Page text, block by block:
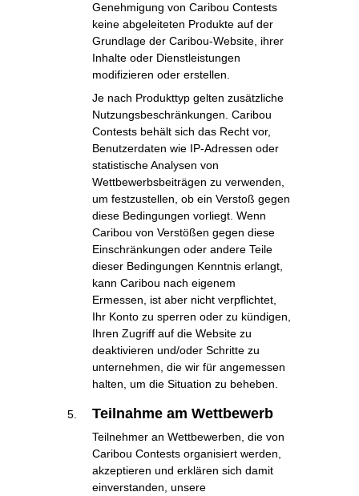
Genehmigung von Caribou Contests
keine abgeleiteten Produkte auf der
Grundlage der Caribou-Website, ihrer
Inhalte oder Dienstleistungen
modifizieren oder erstellen.
Je nach Produkttyp gelten zusätzliche
Nutzungsbeschränkungen. Caribou
Contests behält sich das Recht vor,
Benutzerdaten wie IP-Adressen oder
statistische Analysen von
Wettbewerbsbeiträgen zu verwenden,
um festzustellen, ob ein Verstoß gegen
diese Bedingungen vorliegt. Wenn
Caribou von Verstößen gegen diese
Einschränkungen oder andere Teile
dieser Bedingungen Kenntnis erlangt,
kann Caribou nach eigenem
Ermessen, ist aber nicht verpflichtet,
Ihr Konto zu sperren oder zu kündigen,
Ihren Zugriff auf die Website zu
deaktivieren und/oder Schritte zu
unternehmen, die wir für angemessen
halten, um die Situation zu beheben.
Teilnahme am Wettbewerb
Teilnehmer an Wettbewerben, die von
Caribou Contests organisiert werden,
akzeptieren und erklären sich damit
einverstanden, unsere